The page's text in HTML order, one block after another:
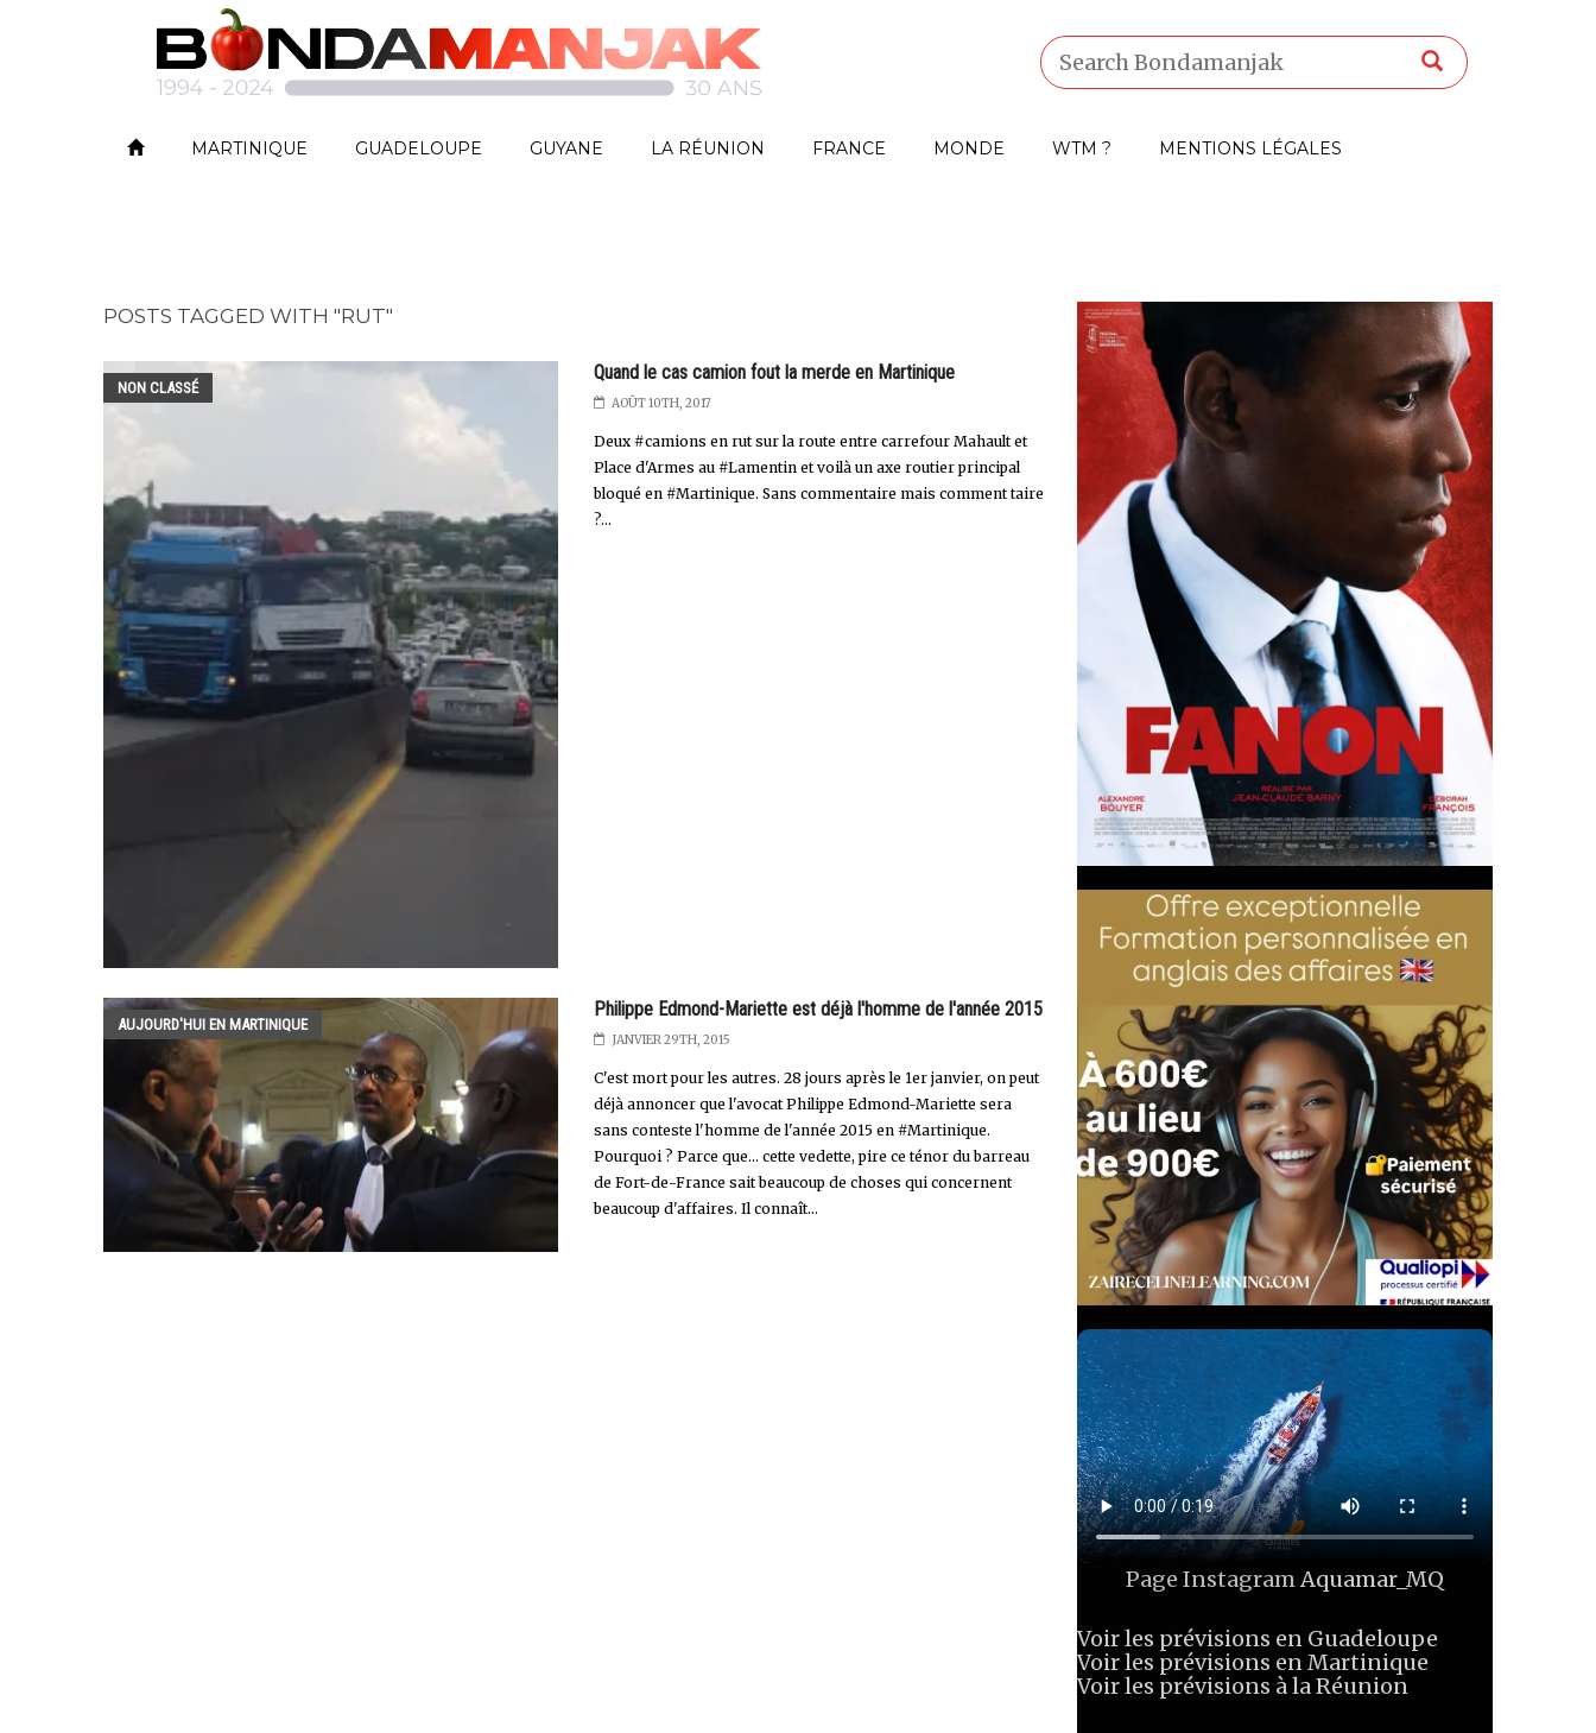
MARTINIQUE GUADELOUPE GUYANE LA RÉUNION FRANCE MONDE WTM ? MENTIONS LÉGALES
POSTS TAGGED WITH "RUT"
NON CLASSÉ
Quand le cas camion fout la merde en Martinique
AOÛT 10TH, 2017
Deux #camions en rut sur la route entre carrefour Mahault et
Place d'Armes au #Lamentin et voilà un axe routier principal
bloqué en #Martinique. Sans commentaire mais comment taire
?...
AUJOURD'HUI EN MARTINIQUE
Philippe Edmond-Mariette est déjà l'homme de l'année 2015
JANVIER 29TH, 2015
C'est mort pour les autres. 28 jours après le 1er janvier, on peut
déjà annoncer que l'avocat Philippe Edmond-Mariette sera
sans conteste l'homme de l'année 2015 en #Martinique.
Pourquoi ? Parce que... cette vedette, pire ce ténor du barreau
de Fort-de-France sait beaucoup de choses qui concernent
beaucoup d'affaires. Il connaît...
Page InstagramAquamar_MQ
Voir les prévisions en Guadeloupe
Voir les prévisions en Martinique
Voir les prévisions à la Réunion